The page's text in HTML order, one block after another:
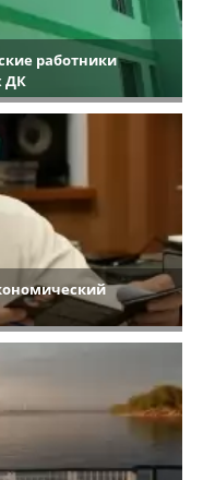
работники
ДК